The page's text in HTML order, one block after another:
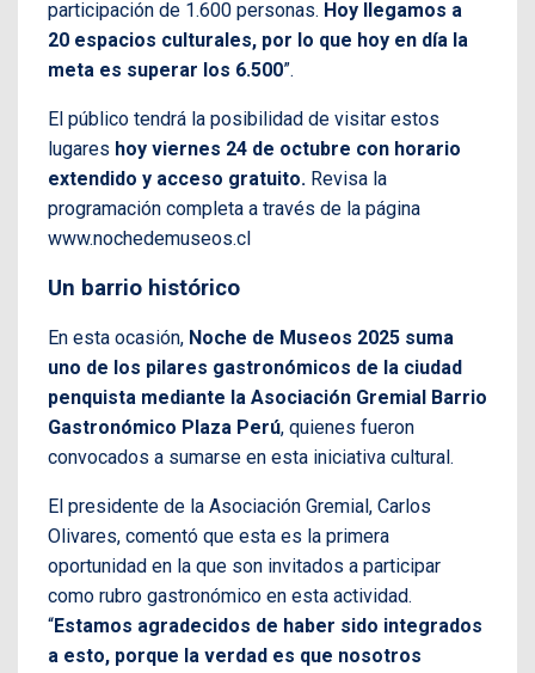
participación de 1.600 personas. Hoy llegamos a
20 espacios culturales, por lo que hoy en día la
meta es superar los 6.500”.
El público tendrá la posibilidad de visitar estos
lugares hoy viernes 24 de octubre con horario
extendido y acceso gratuito. Revisa la
programación completa a través de la página
www.nochedemuseos.cl
Un barrio histórico
En esta ocasión, Noche de Museos 2025 suma
uno de los pilares gastronómicos de la ciudad
penquista mediante la Asociación Gremial Barrio
Gastronómico Plaza Perú, quienes fueron
convocados a sumarse en esta iniciativa cultural.
El presidente de la Asociación Gremial, Carlos
Olivares, comentó que esta es la primera
oportunidad en la que son invitados a participar
como rubro gastronómico en esta actividad.
“Estamos agradecidos de haber sido integrados
a esto, porque la verdad es que nosotros